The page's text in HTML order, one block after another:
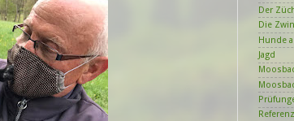
Der
Die
Hunde
Jagd